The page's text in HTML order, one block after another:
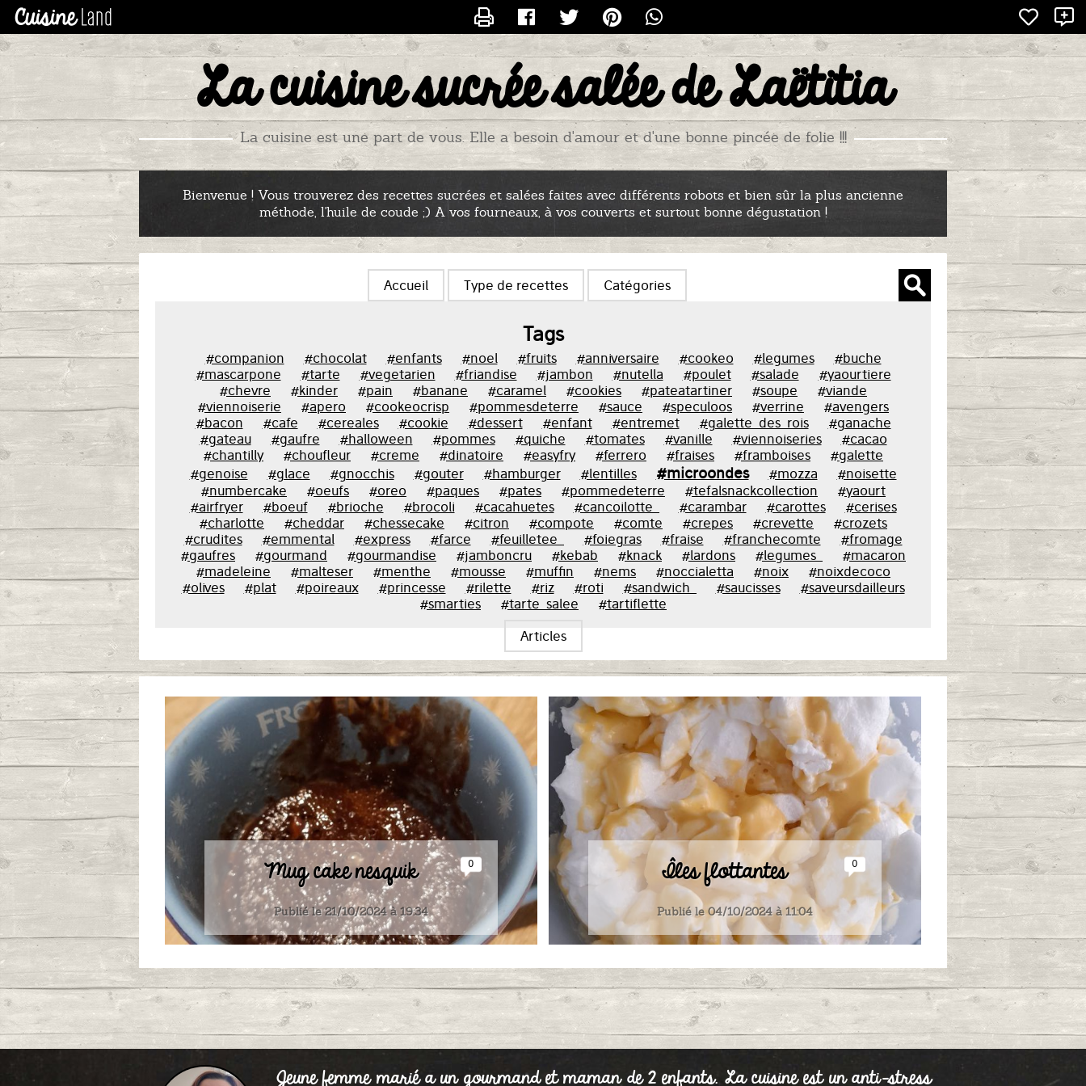
La cuisine sucrée salée de Laëtitia
La cuisine est une part de vous. Elle a besoin d'amour et d'une bonne pincée de folie !!!
Bienvenue ! Vous trouverez des recettes sucrées et salées faites avec différents robots et bien sûr la plus ancienne
méthode, l'huile de coude ;) A vos fourneaux, à vos couverts et surtout bonne dégustation !
Accueil Type de recettes Catégories
Tags
#companion #chocolat #enfants #noel #fruits #anniversaire #cookeo #legumes
#buche
#mascarpone
#tarte #vegetarien #friandise #jambon #nutella #poulet #salade
#yaourtiere
#chevre
#kinder #pain #banane #caramel #cookies #pateatartiner #soupe
#viande
#viennoiserie
#apero #cookeocrisp #pommesdeterre #sauce #speculoos #verrine
#avengers
#bacon
#cafe #cereales #cookie #dessert #enfant #entremet #galette_des_rois
#ganache
#gateau
#gaufre #halloween #pommes #quiche #tomates #vanille #viennoiseries
#cacao
#chantilly
#choufleur #creme #dinatoire #easyfry #ferrero #fraises #framboises
#galette
#genoise
#glace #gnocchis #gouter #hamburger #lentilles #microondes #mozza
#noisette
#numbercake
#oeufs #oreo #paques #pates #pommedeterre #tefalsnackcollection
#yaourt
#airfryer
#boeuf #brioche #brocoli #cacahuetes #cancoilotte_ #carambar #carottes
#cerises
#charlotte
#cheddar #chessecake #citron #compote #comte #crepes #crevette
#crozets
#crudites
#emmental #express #farce #feuilletee_ #foiegras #fraise #franchecomte
#fromage
#gaufres
#gourmand #gourmandise #jamboncru #kebab #knack #lardons #legumes_
#macaron
#madeleine
#malteser #menthe #mousse #muffin #nems #noccialetta #noix
#noixdecoco
#olives
#plat #poireaux #princesse #rilette #riz #roti #sandwich_ #saucisses
#saveursdailleurs
#smarties
#tarte_salee
#tartiflette
Articles
0
Mug cake nesquik
Publié le 21/10/2024 à 19:34
0
Îles flottantes
Publié le 04/10/2024 à 11:04
Jeune femme marié a un gourmand et maman de 2 enfants. La cuisine est un anti-stress
X
CONTACTER TITIADU25